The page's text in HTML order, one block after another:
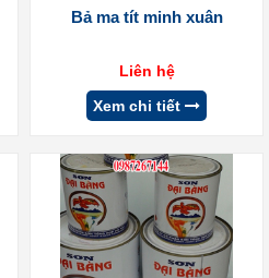
Bả ma tít minh xuân
Liên hệ
Xem chi tiết